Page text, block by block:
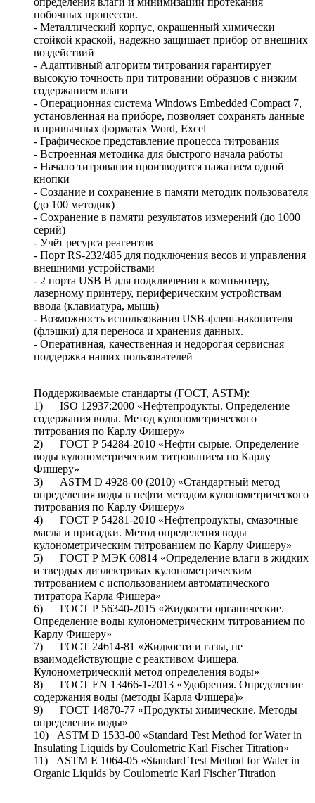
побочных процессов.
- Металлический корпус, окрашенный химически
стойкой краской, надежно защищает прибор от внешних
воздействий
- Адаптивный алгоритм титрования гарантирует
высокую точность при титровании образцов с низким
содержанием влаги
- Операционная система Windows Embedded Compact 7,
установленная на приборе, позволяет сохранять данные
в привычных форматах Word, Excel
- Графическое представление процесса титрования
- Встроенная методика для быстрого начала работы
- Начало титрования производится нажатием одной
кнопки
- Создание и сохранение в памяти методик пользователя
(до 100 методик)
- Сохранение в памяти результатов измерений (до 1000
серий)
- Учёт ресурса реагентов
- Порт RS-232/485 для подключения весов и управления
внешними устройствами
- 2 порта USB B для подключения к компьютеру,
лазерному принтеру, периферическим устройствам
ввода (клавиатура, мышь)
- Возможность использования USB-флеш-накопителя
(флэшки) для переноса и хранения данных.
- Оперативная, качественная и недорогая сервисная
поддержка наших пользователей
Поддерживаемые стандарты (ГОСТ, ASTM):
1) ISO 12937:2000 «Нефтепродукты. Определение
содержания воды. Метод кулонометрического
титрования по Карлу Фишеру»
2) ГОСТ Р 54284-2010 «Нефти сырые. Определение
воды кулонометрическим титрованием по Карлу
Фишеру»
3) ASTM D 4928-00 (2010) «Стандартный метод
определения воды в нефти методом кулонометрического
титрования по Карлу Фишеру»
4) ГОСТ Р 54281-2010 «Нефтепродукты, смазочные
масла и присадки. Метод определения воды
кулонометрическим титрованием по Карлу Фишеру»
5) ГОСТ Р МЭК 60814 «Определение влаги в жидких
и твердых диэлектриках кулонометрическим
титрованием с использованием автоматического
титратора Карла Фишера»
6) ГОСТ Р 56340-2015 «Жидкости органические.
Определение воды кулонометрическим титрованием по
Карлу Фишеру»
7) ГОСТ 24614-81 «Жидкости и газы, не
взаимодействующие с реактивом Фишера.
Кулонометрический метод определения воды»
8) ГОСТ EN 13466-1-2013 «Удобрения. Определение
содержания воды (методы Карла Фишера)»
9) ГОСТ 14870-77 «Продукты химические. Методы
определения воды»
10) ASTM D 1533-00 «Standard Test Method for Water in
Insulating Liquids by Coulometric Karl Fischer Titration»
11) ASTM E 1064-05 «Standard Test Method for Water in
Organic Liquids by Coulometric Karl Fischer Titration